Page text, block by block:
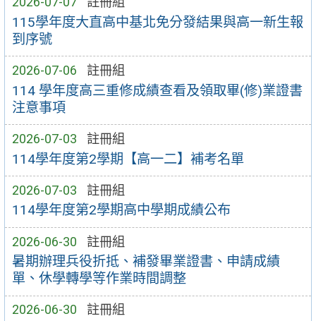
115學年度大直高中基北免分發結果與高一新生報
到序號
2026-07-06 註冊組
114 學年度高三重修成績查看及領取畢(修)業證書
注意事項
2026-07-03 註冊組
114學年度第2學期【高一二】補考名單
2026-07-03 註冊組
114學年度第2學期高中學期成績公布
2026-06-30 註冊組
暑期辦理兵役折抵、補發畢業證書、申請成績
單、休學轉學等作業時間調整
2026-06-30 註冊組